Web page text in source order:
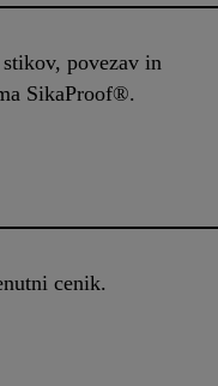
povezav in
SikaProof®.
cenik.